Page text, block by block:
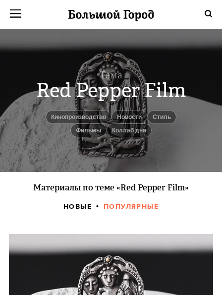
Тема
Red Pepper Film
Кинопроизводство новости
Стиль
фильмы
Коллаб дня
Материалы по теме «Red Pepper Film»
НОВЫЕ ПОПУЛЯРНЫЕ